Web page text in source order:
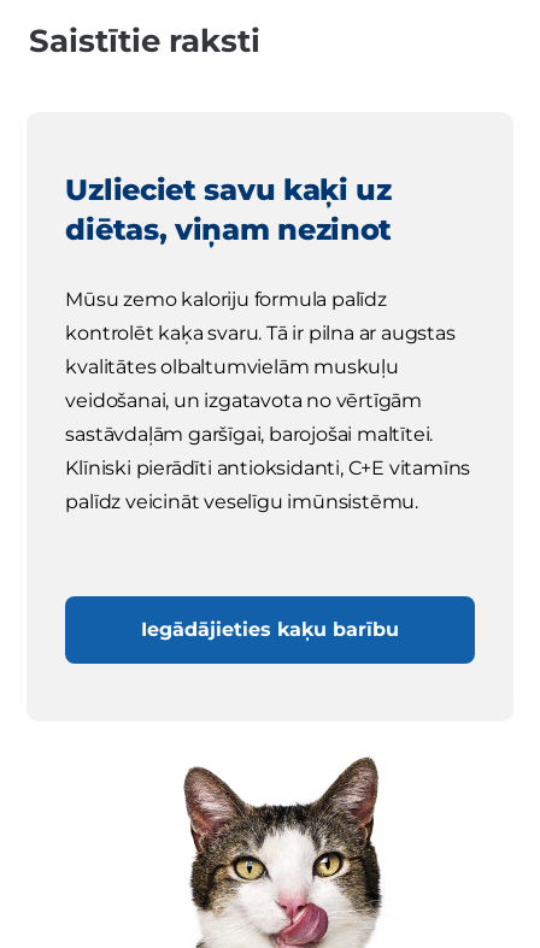
Saistītie raksti
Uzlieciet savu kaķi uz
diētas, viņam nezinot
Mūsu zemo kaloriju formula palīdz
kontrolēt kaķa svaru. Tā ir pilna ar augstas
kvalitātes olbaltumvielām muskuļu
veidošanai, un izgatavota no vērtīgām
sastāvdaļām garšīgai, barojošai maltītei.
Klīniski pierādīti antioksidanti, C+E vitamīns
palīdz veicināt veselīgu imūnsistēmu.
Iegādājieties kaķu barību